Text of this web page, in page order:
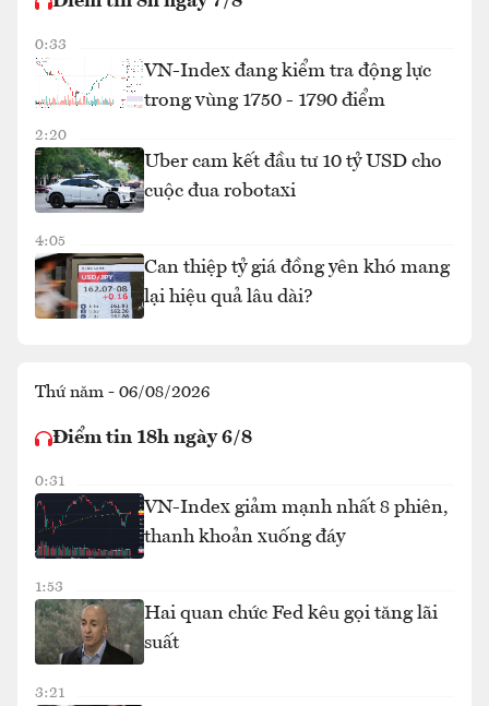
0:33
VN-Index đang kiểm tra động lực
trong vùng 1750 - 1790 điểm
2:20
Uber cam kết đầu tư 10 tỷ USD cho
cuộc đua robotaxi
4:05
Can thiệp tỷ giá đồng yên khó mang
lại hiệu quả lâu dài?
Thứ năm - 06/08/2026
Điểm tin 18h ngày 6/8
0:31
VN-Index giảm mạnh nhất 8 phiên,
thanh khoản xuống đáy
1:53
Hai quan chức Fed kêu gọi tăng lãi
suất
3:21